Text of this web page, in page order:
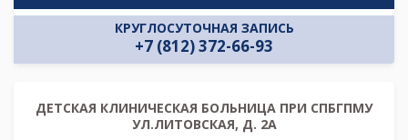
КРУГЛОСУТОЧНАЯ ЗАПИСЬ
+7 (812) 372-66-93
ДЕТСКАЯ КЛИНИЧЕСКАЯ БОЛЬНИЦА ПРИ СПБГПМУ
УЛ.ЛИТОВСКАЯ, Д. 2А